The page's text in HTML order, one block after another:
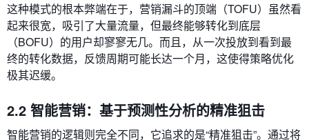
这种模式的根本弊端在于，营销漏斗的顶端（TOFU）虽然看
起来很宽，吸引了大量流量，但最终能够转化到底层
（BOFU）的用户却寥寥无几。而且，从一次投放到看到最
终的转化数据，反馈周期可能长达一个月，这使得策略优化
极其迟缓。
2.2 智能营销：基于预测性分析的精准狙击
智能营销的逻辑则完全不同，它追求的是“精准狙击”。通过将